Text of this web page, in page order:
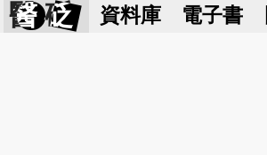
醫 砭 資料庫 電子書